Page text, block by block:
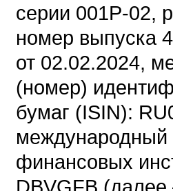
серии 001P-02,
номер выпуска
от 02.02.2024,
(номер)
бумаг (ISIN):
международный
финансовых